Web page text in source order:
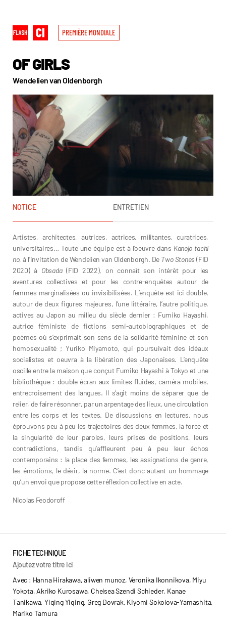
PREMIÈRE MONDIALE
OF GIRLS
Wendelien van Oldenborgh
NOTICE ENTRETIEN
Artistes, architectes, autrices, actrices, militantes, curatrices,
universitaires… Toute une équipe est à l’oeuvre dans Kanojo tachi
no, à l’invitation de Wendelien van Oldenborgh. De Two Stones (FID
2020) à Obsada(FID 2022), on connaît son intérêt pour les
aventures collectives et pour les contre-enquêtes autour de
femmes marginalisées ou invisibilisées. L’enquête est ici double,
autour de deux figures majeures, l’une littéraire, l’autre politique,
actives au Japon au milieu du siècle dernier : Fumiko Hayashi,
autrice féministe de fictions semi-autobiographiques et de
poèmes où s’exprimait son sens de la solidarité féminine et son
homosexualité ; Yuriko Miyamoto, qui poursuivait des idéaux
socialistes et oeuvra à la libération des Japonaises. L’enquête
oscille entre la maison que conçut Fumiko Hayashi à Tokyo et une
bibliothèque : double écran aux limites fluides, caméra mobiles,
entrecroisement des langues. Il s’agit moins de séparer que de
relier, de faire résonner, par un arpentage des lieux, une circulation
entre les corps et les textes. De discussions en lectures, nous
éprouvons peu à peu les trajectoires des deux femmes, la force et
la singularité de leur paroles, leurs prises de positions, leurs
contradictions, tandis qu’affleurent peu à peu leur échos
contemporains : la place des femmes, les assignations de genre,
les émotions, le désir, la norme. C’est donc autant un hommage
qu’un envoi que propose cette réflexion collective en acte.
Nicolas Feodoroff
FICHE TECHNIQUE
Ajoutez votre titre ici
Avec : Hanna Hirakawa, aliwen munoz, Veronika Ikonnikova, Miyu
Yokota, Akriko Kurosawa, Chelsea Szendi Schieder, Kanae
Tanikawa, Yiqing Yiqing, Greg Dovrak, Kiyomi Sokolova-Yamashita,
Mariko Tamura